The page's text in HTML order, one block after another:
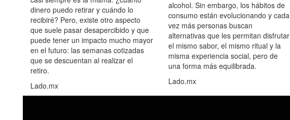
dinero puedo retirar y cuándo lo
recibiré? Pero, existe otro aspecto
que suele pasar desapercibido y que
puede tener un impacto mucho mayor
en el futuro: las semanas cotizadas
que se descuentan al realizar el
retiro.
Lado.mx
alcohol. Sin embargo, los hábitos de
consumo están evolucionando y cada
vez más personas buscan
alternativas que les permitan disfrutar
el mismo sabor, el mismo ritual y la
misma experiencia social, pero de
una forma más equilibrada.
Lado.mx